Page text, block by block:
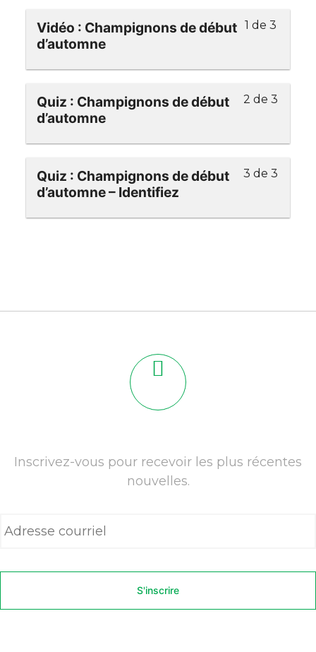
1 de 3
Vidéo : Champignons de début
d’automne
2 de 3
Quiz : Champignons de début
d’automne
3 de 3
Quiz : Champignons de début
d’automne – Identifiez
Inscrivez-vous pour recevoir les plus récentes
nouvelles.
s
e